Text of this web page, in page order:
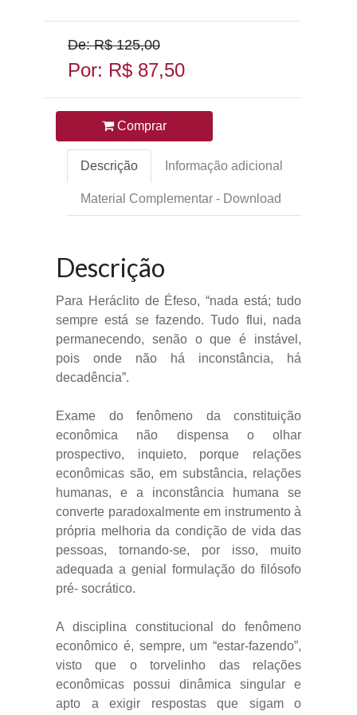
De: R$ 125,00
Por: R$ 87,50
Comprar
Descrição Informação adicional
Material Complementar - Download
Descrição
Para Heráclito de Éfeso, “nada está; tudo
sempre está se fazendo. Tudo flui, nada
permanecendo, senão o que é instável,
pois onde não há inconstância, há
decadência”.
Exame do fenômeno da constituição
econômica não dispensa o olhar
prospectivo, inquieto, porque relações
econômicas são, em substância, relações
humanas, e a inconstância humana se
converte paradoxalmente em instrumento à
própria melhoria da condição de vida das
pessoas, tornando-se, por isso, muito
adequada a genial formulação do filósofo
pré- socrático.
A disciplina constitucional do fenômeno
econômico é, sempre, um “estar-fazendo”,
visto que o torvelinho das relações
econômicas possui dinâmica singular e
apto a exigir respostas que sigam o